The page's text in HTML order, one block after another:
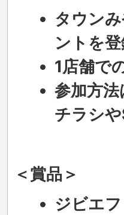
タウン
ントを
1店舗で
参加方
チラシ
＜賞品＞
ジビエ